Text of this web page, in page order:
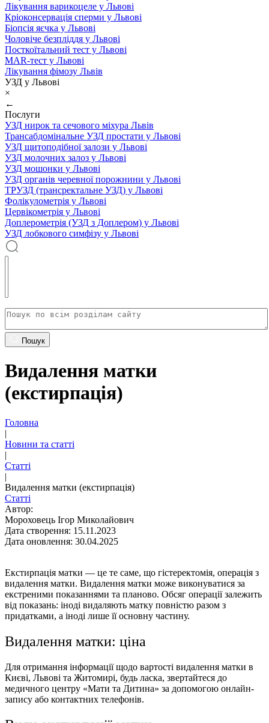
Лікування варикоцеле у Львові
Кріоконсервація сперми у Львові
Біопсія яєчка у Львові
Чоловіче безпліддя у Львові
Посткоїтальний тест у Львові
MAR-тест у Львові
Лікування фімозу Львів
УЗД у Львові
×
←
Послуги
УЗД нирок та сечового міхура Львів
Трансабдомінальне УЗД простати у Львові
УЗД щитоподібної залози у Львові
УЗД молочних залоз у Львові
УЗД мошонки у Львові
УЗД органів черевної порожнини у Львові
ТРУЗД (трансректальне УЗД) у Львові
Фолікулометрія у Львові
Цервікометрія у Львові
Доплерометрія (УЗД з Доплером) у Львові
УЗД лобкового симфізу у Львові
Пошук
Видалення матки
(екстирпація)
Головна
|
Новини та статті
|
Статті
|
Видалення матки (екстирпація)
Статті
Автор:
Мороховець Ігор Миколайович
Дата створення: 15.11.2023
Дата оновлення: 30.04.2025
Екстирпація матки — це те саме, що гістеректомія, операція з
видалення матки. Видалення матки може виконуватися за
екстреними показаннями та планово. Обсяг операції залежить
від показань: іноді видаляють матку повністю разом з
придатками, а іноді лише її основну частину.
Видалення матки: ціна
Для отримання інформації щодо вартості видалення матки в
Києві, Львові та Житомирі, будь ласка, звертайтеся до
медичного центру «Мати та Дитина» за допомогою онлайн-
запису або контактних телефонів.